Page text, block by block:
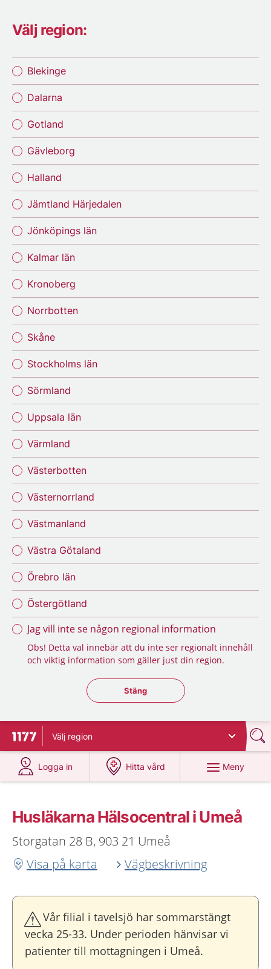
Välj region:
Blekinge
Dalarna
Gotland
Gävleborg
Halland
Jämtland Härjedalen
Jönköpings län
Kalmar län
Kronoberg
Norrbotten
Skåne
Stockholms län
Sörmland
Uppsala län
Värmland
Västerbotten
Västernorrland
Västmanland
Västra Götaland
Örebro län
Östergötland
Jag vill inte se någon regional information
Obs! Detta val innebär att du inte ser regionalt innehåll
och viktig information som gäller just din region.
Stäng regionsväljaren
Stäng
Till startsidan för 1177
Välj region
Logga in
på 1177.se
Hitta vård
på 1177.se
Meny
Husläkarna Hälsocentral i Umeå
Storgatan 28 B, 903 21 Umeå
Visa på karta
Vägbeskrivning
Vår filial i tavelsjö har sommarstängt
vecka 25-33. Under perioden hänvisar vi
patienter till mottagningen i Umeå.